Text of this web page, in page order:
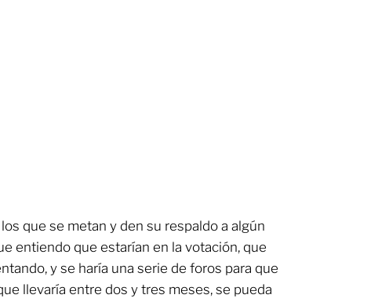
que se metan y den su respaldo a algún
entiendo que estarían en la votación, que
y se haría una serie de foros para que
llevaría entre dos y tres meses, se pueda